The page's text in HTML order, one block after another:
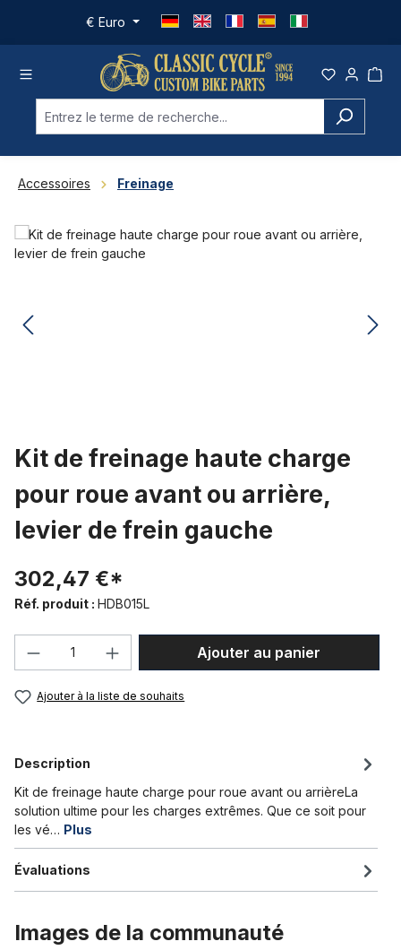
Passer au contenu principal
€ Euro
Accessoires Freinage
Ignorer la galerie d'images
Kit de freinage haute charge
pour roue avant ou arrière,
levier de frein gauche
302,47 €*
Réf. produit : HDB015L
Quantité de produit : Entrez la
Ajouter au panier
Ajouter à la liste de souhaits
Description
Kit de freinage haute charge pour roue avant ou arrièreLa
solution ultime pour les charges extrêmes. Que ce soit pour
les vé… Plus
Évaluations
Images de la communauté